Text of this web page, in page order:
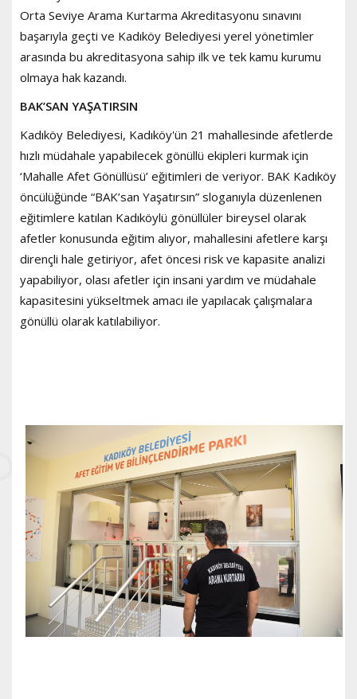
Orta Seviye Arama Kurtarma Akreditasyonu sınavını
başarıyla geçti ve Kadıköy Belediyesi yerel yönetimler
arasında bu akreditasyona sahip ilk ve tek kamu kurumu
olmaya hak kazandı.
BAK’SAN YAŞATIRSIN
Kadıköy Belediyesi, Kadıköy'ün 21 mahallesinde afetlerde
hızlı müdahale yapabilecek gönüllü ekipleri kurmak için
‘Mahalle Afet Gönüllüsü’ eğitimleri de veriyor. BAK Kadıköy
öncülüğünde “BAK’san Yaşatırsın” sloganıyla düzenlenen
eğitimlere katılan Kadıköylü gönüllüler bireysel olarak
afetler konusunda eğitim alıyor, mahallesini afetlere karşı
dirençli hale getiriyor, afet öncesi risk ve kapasite analizi
yapabiliyor, olası afetler için insani yardım ve müdahale
kapasitesini yükseltmek amacı ile yapılacak çalışmalara
gönüllü olarak katılabiliyor.